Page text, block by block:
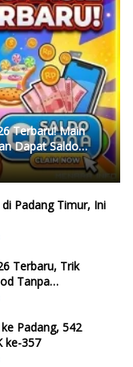
Terbaru! Main
Dapat Saldo
Padang Timur, Ini
Terbaru, Trik
Tanpa
Padang, 542
ke-357